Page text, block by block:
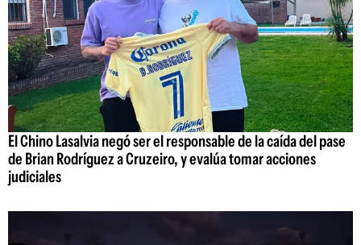
El Chino Lasalvia negó ser el responsable de la caída del pase
de Brian Rodríguez a Cruzeiro, y evalúa tomar acciones
judiciales